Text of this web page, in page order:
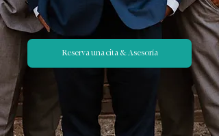
Reserva una cita & Asesoría